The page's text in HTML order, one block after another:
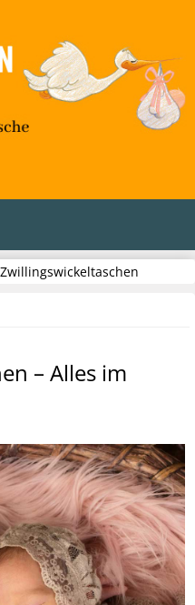
– Alles im